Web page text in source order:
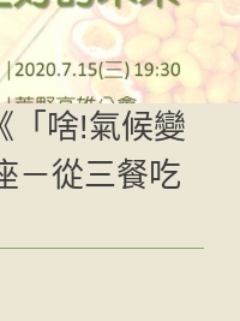
「啥!氣候變
－從三餐吃